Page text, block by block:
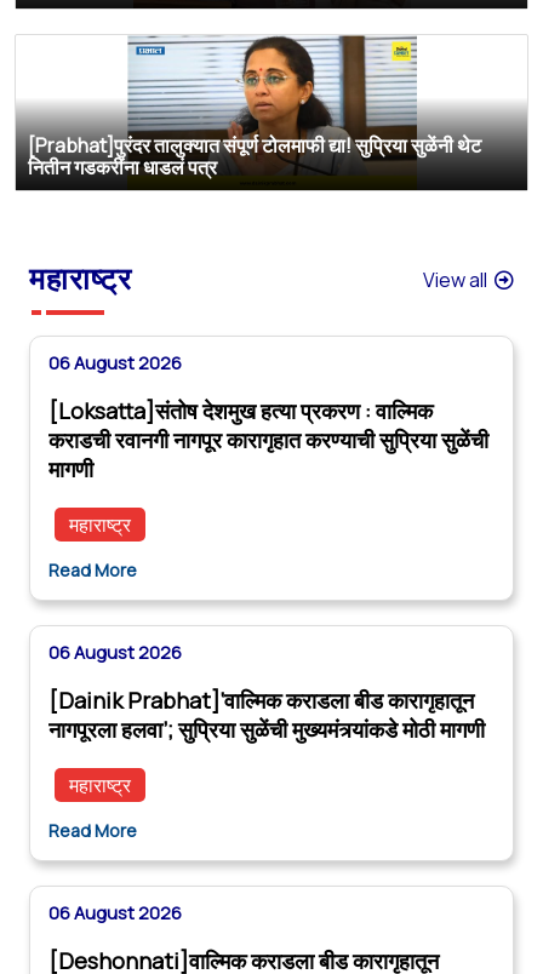
[Prabhat]पुरंदर तालुक्यात संपूर्ण टोलमाफी द्या! सुप्रिया सुळेंनी थेट
नितीन गडकरींना धाडलं पत्र
महाराष्ट्र View all
06 August 2026
[Loksatta]संतोष देशमुख हत्या प्रकरण : वाल्मिक
कराडची रवानगी नागपूर कारागृहात करण्याची सुप्रिया सुळेंची
मागणी
महाराष्ट्र
Read More
06 August 2026
[Dainik Prabhat]‘वाल्मिक कराडला बीड कारागृहातून
नागपूरला हलवा’; सुप्रिया सुळेंची मुख्यमंत्र्यांकडे मोठी मागणी
महाराष्ट्र
Read More
06 August 2026
[Deshonnati]वाल्मिक कराडला बीड कारागृहातून